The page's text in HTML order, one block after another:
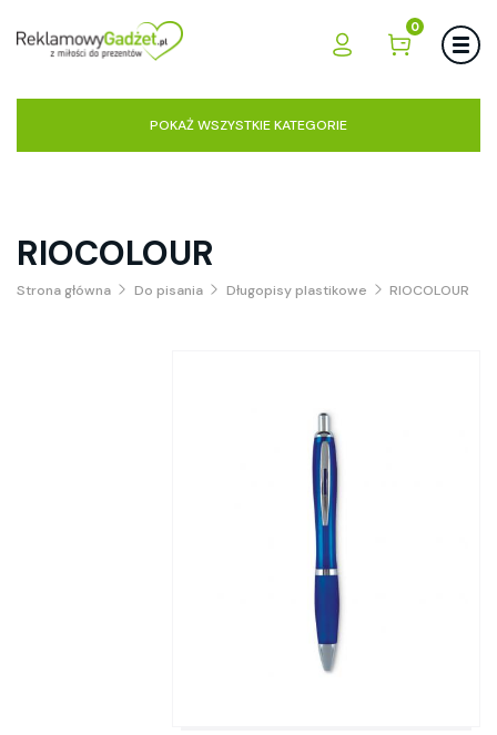
0
POKAŻ WSZYSTKIE KATEGORIE
RIOCOLOUR
Strona główna Do pisania Długopisy plastikowe RIOCOLOUR